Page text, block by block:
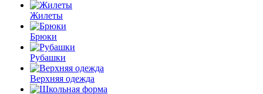
Жилеты
Брюки
Рубашки
Верхняя одежда